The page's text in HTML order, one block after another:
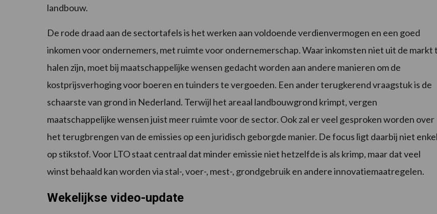
landbouw.
De rode draad aan de sectortafels is het werken aan voldoende verdienvermogen en een goed
inkomen voor ondernemers, met ruimte voor ondernemerschap. Waar inkomsten niet uit de markt
halen zijn, moet bij maatschappelijke wensen gedacht worden aan andere manieren om de
kostprijsverhoging voor boeren en tuinders te vergoeden. Een ander terugkerend vraagstuk is de
schaarste van grond in Nederland. Terwijl het areaal landbouwgrond krimpt, vergen
maatschappelijke wensen juist meer ruimte voor de sector. Ook zal er veel gesproken worden over
het terugbrengen van de emissies op een juridisch geborgde manier. De focus ligt daarbij niet enkel
op stikstof. Voor LTO staat centraal dat minder emissie niet hetzelfde is als krimp, maar dat veel
winst behaald kan worden via stal-, voer-, mest-, grondgebruik en andere innovatiemaatregelen.
Wekelijkse video-update